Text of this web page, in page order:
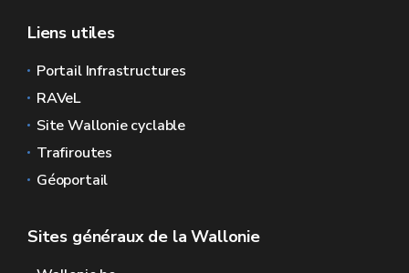
Liens utiles
Portail Infrastructures
RAVeL
Site Wallonie cyclable
Trafiroutes
Géoportail
Sites généraux de la Wallonie